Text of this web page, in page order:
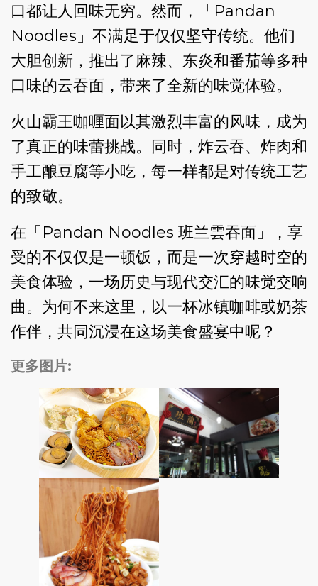
口都让人回味无穷。然而，「Pandan
Noodles」不满足于仅仅坚守传统。他们
大胆创新，推出了麻辣、东炎和番茄等多种
口味的云吞面，带来了全新的味觉体验。
火山霸王咖喱面以其激烈丰富的风味，成为
了真正的味蕾挑战。同时，炸云吞、炸肉和
手工酿豆腐等小吃，每一样都是对传统工艺
的致敬。
在「Pandan Noodles 班兰雲吞面」，享
受的不仅仅是一顿饭，而是一次穿越时空的
美食体验，一场历史与现代交汇的味觉交响
曲。为何不来这里，以一杯冰镇咖啡或奶茶
作伴，共同沉浸在这场美食盛宴中呢？
更多图片: